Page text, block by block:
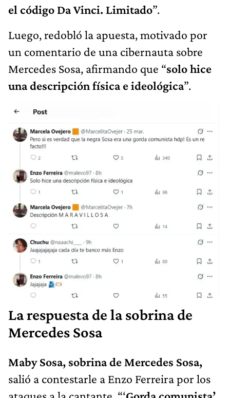
el código Da Vinci. Limitado”.
Luego, redobló la apuesta, motivado por
un comentario de una cibernauta sobre
Mercedes Sosa, afirmando que “solo hice
una descripción física e ideológica”.
La respuesta de la sobrina de
Mercedes Sosa
Maby Sosa, sobrina de Mercedes Sosa,
salió a contestarle a Enzo Ferreira por los